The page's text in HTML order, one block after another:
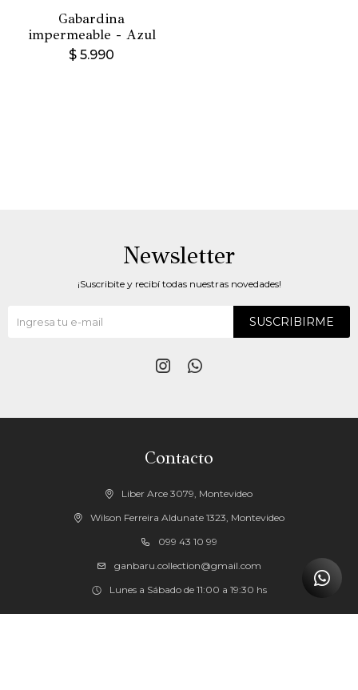
Gabardina
impermeable - Azul
$ 5.990
Contacto
Liber Arce 3079, Montevideo
Wilson Ferreira Aldunate 1323, Montevideo
099 43 10 99
ganbaru.collection@gmail.com
Lunes a Sábado de 11:00 a 19:30 hs
Newsletter
¡Suscribite y recibí todas nuestras novedades!
SUSCRIBIRME
 